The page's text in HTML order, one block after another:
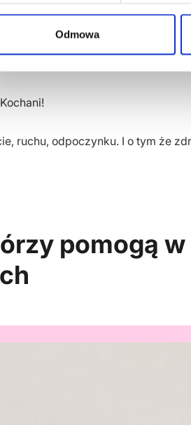
Odmowa
dzień w Be Active.
pracę systemu. I
ruchu, odpoczynku. I o tym że
pomogą